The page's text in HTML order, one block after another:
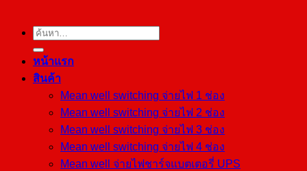
ค้นหา:
หน้าแรก
สินค้า
Mean well switching จ่ายไฟ 1 ช่อง
Mean well switching จ่ายไฟ 2 ช่อง
Mean well switching จ่ายไฟ 3 ช่อง
Mean well switching จ่ายไฟ 4 ช่อง
Mean well จ่ายไฟชาร์จแบตเตอรี่ UPS